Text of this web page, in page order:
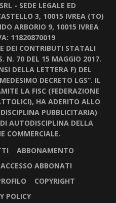
- SEDE LEGALE ED
3, 10015 IVREA (TO)
ARBORIO 9, 10015 IVREA
11820870019
DEI CONTRIBUTI STATALI
N. 70 DEL 15 MAGGIO 2017.
DELLA LETTERA F) DEL
DECRETO LGS”. IL
LA FISC (FEDERAZIONE
HA ADERITO ALLO
PUBBLICITARIA)
AUTODISCIPLINA DELLA
COMMERCIALE.
ABBONAMENTO
ACCESSO ABBONATI
COPYRIGHT
POLICY